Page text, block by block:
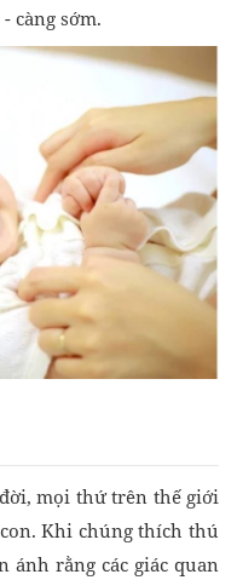
càng sớm.
mọi thứ trên thế giới
Khi chúng thích thú
rằng các giác quan